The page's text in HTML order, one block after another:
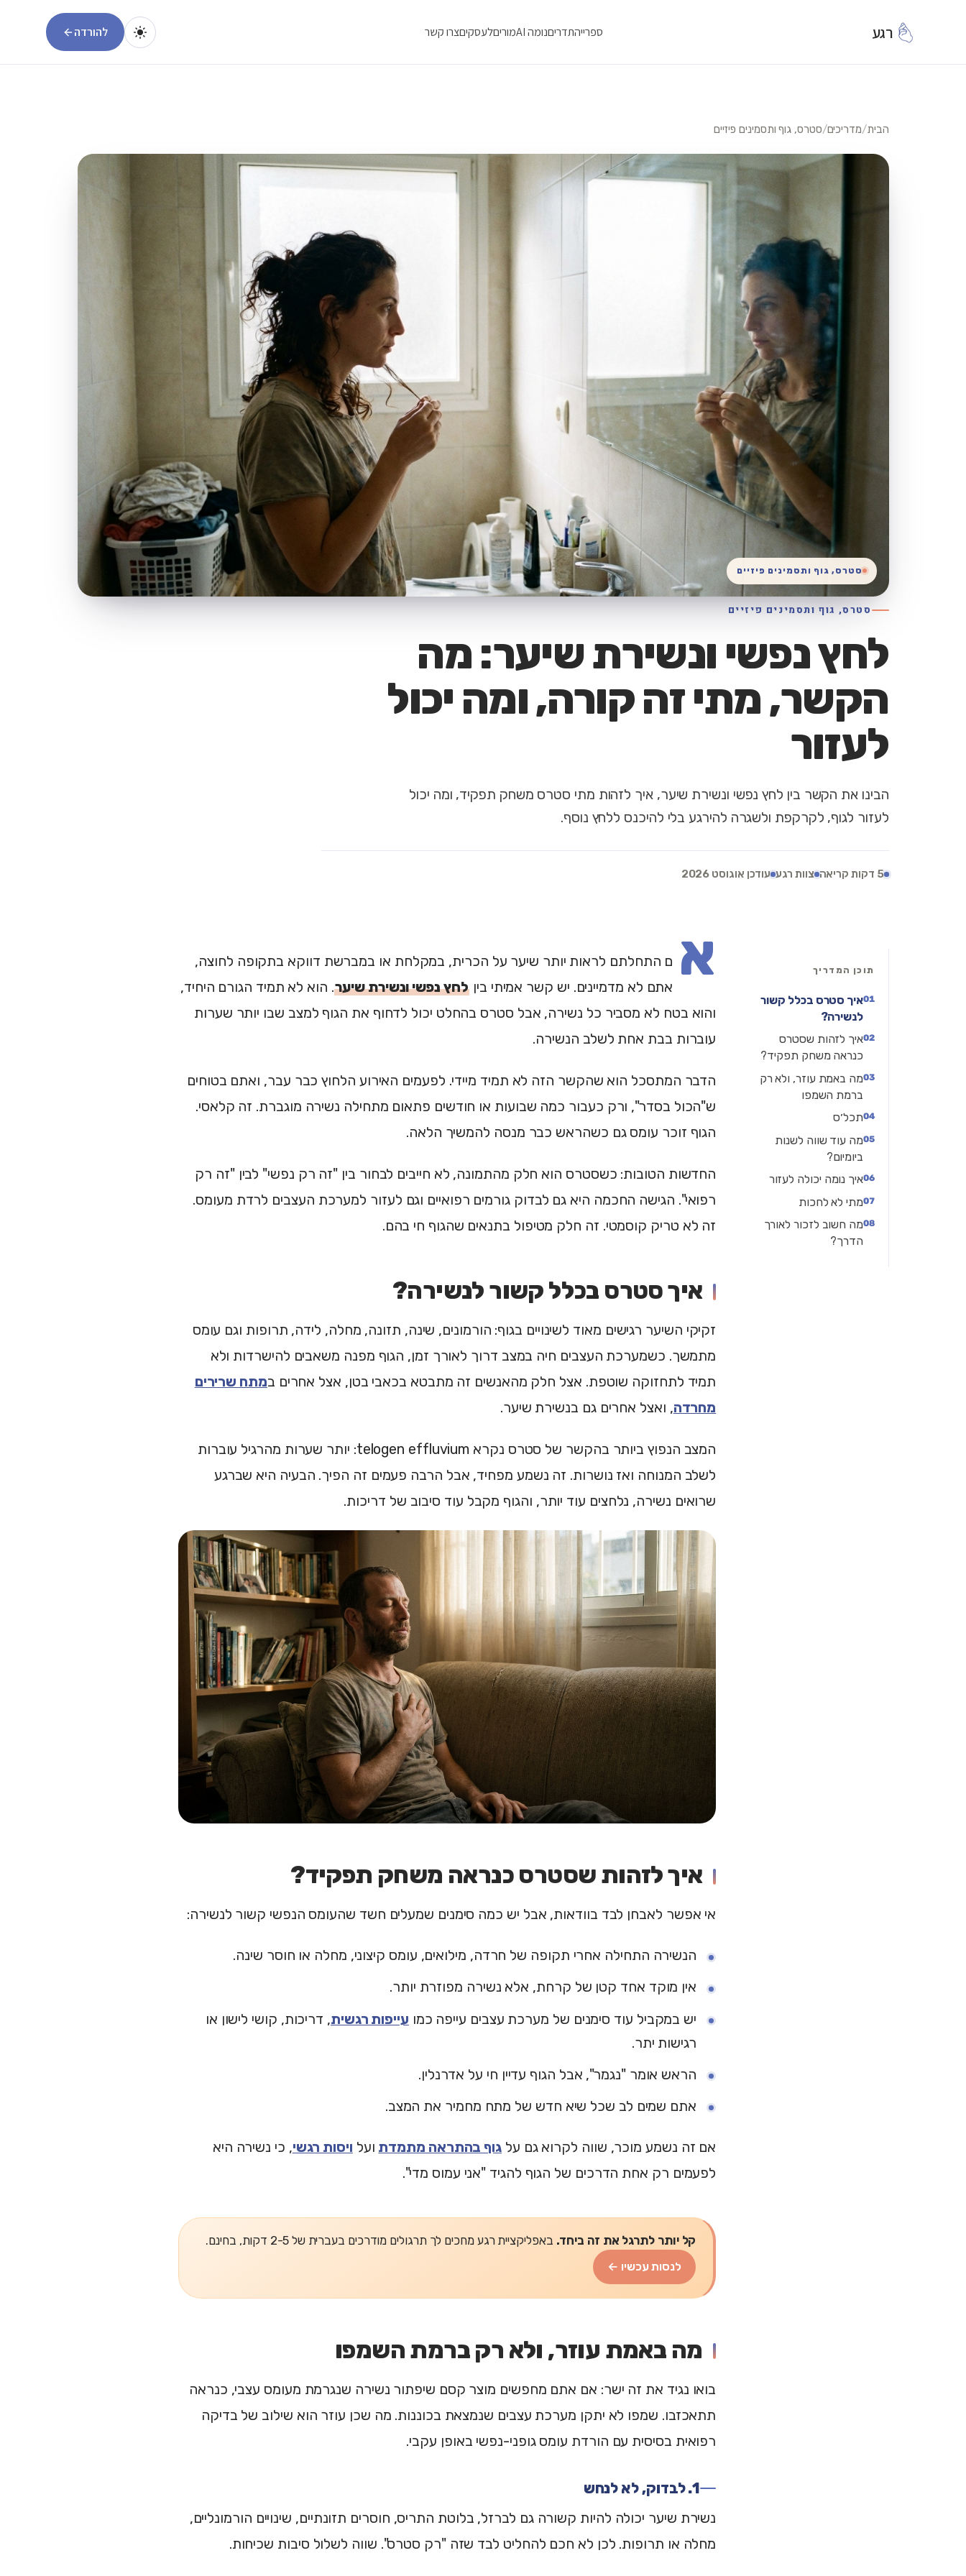
רגע ספרייהתדריםנומה AI מוריםלעסקיםצרו קשר להורדה
הבית/מדריכים/סטרס, גוף ותסמינים פיזיים
סטרס, גוף ותסמינים פיזיים
לחץ נפשי ונשירת שיער: מה
הקשר, מתי זה קורה, ומה יכול
לעזור
הבינו את הקשר בין לחץ נפשי ונשירת שיער, איך לזהות מתי סטרס משחק תפקיד, ומה יכול
לעזור לגוף, לקרקפת ולשגרה להירגע בלי להיכנס ללחץ נוסף.
5 דקות קריאה צוות רגע עודכן אוגוסט 2026
סטרס, גוף ותסמינים פיזיים
תוכן המדריך
איך סטרס בכלל קשור
לנשירה?
איך לזהות שסטרס
כנראה משחק תפקיד?
מה באמת עוזר, ולא רק
ברמת השמפו
תכל׳ס
מה עוד שווה לשנות
ביומיום?
איך נומה יכולה לעזור
מתי לא לחכות
מה חשוב לזכור לאורך
הדרך?
א ם התחלתם לראות יותר שיער על הכרית, במקלחת או במברשת דווקא בתקופה לחוצה,
אתם לא מדמיינים. יש קשר אמיתי בין לחץ נפשי ונשירת שיער. הוא לא תמיד הגורם היחיד,
והוא בטח לא מסביר כל נשירה, אבל סטרס בהחלט יכול לדחוף את הגוף למצב שבו יותר שערות
עוברות בבת אחת לשלב הנשירה.
הדבר המתסכל הוא שהקשר הזה לא תמיד מיידי. לפעמים האירוע הלחוץ כבר עבר, ואתם בטוחים
ש"הכול בסדר", ורק כעבור כמה שבועות או חודשים פתאום מתחילה נשירה מוגברת. זה קלאסי.
הגוף זוכר עומס גם כשהראש כבר מנסה להמשיך הלאה.
החדשות הטובות: כשסטרס הוא חלק מהתמונה, לא חייבים לבחור בין "זה רק נפשי" לבין "זה רק
רפואי". הגישה החכמה היא גם לבדוק גורמים רפואיים וגם לעזור למערכת העצבים לרדת מעומס.
זה לא טריק קוסמטי. זה חלק מטיפול בתנאים שהגוף חי בהם.
איך סטרס בכלל קשור לנשירה?
זקיקי השיער רגישים מאוד לשינויים בגוף: הורמונים, שינה, תזונה, מחלה, לידה, תרופות וגם עומס
מתמשך. כשמערכת העצבים חיה במצב דרוך לאורך זמן, הגוף מפנה משאבים להישרדות ולא
תמיד לתחזוקה שוטפת. אצל חלק מהאנשים זה מתבטא בכאבי בטן, אצל אחרים במתח שרירים
מחרדה, ואצל אחרים גם בנשירת שיער.
המצב הנפוץ ביותר בהקשר של סטרס נקרא telogen effluvium: יותר שערות מהרגיל עוברות
לשלב המנוחה ואז נושרות. זה נשמע מפחיד, אבל הרבה פעמים זה הפיך. הבעיה היא שברגע
שרואים נשירה, נלחצים עוד יותר, והגוף מקבל עוד סיבוב של דריכות.
איך לזהות שסטרס כנראה משחק תפקיד?
אי אפשר לאבחן לבד בוודאות, אבל יש כמה סימנים שמעלים חשד שהעומס הנפשי קשור לנשירה:
הנשירה התחילה אחרי תקופה של חרדה, מילואים, עומס קיצוני, מחלה או חוסר שינה.
אין מוקד אחד קטן של קרחת, אלא נשירה מפוזרת יותר.
יש במקביל עוד סימנים של מערכת עצבים עייפה כמו עייפות רגשית, דריכות, קושי לישון או
רגישות יתר.
הראש אומר "נגמר", אבל הגוף עדיין חי על אדרנלין.
אתם שמים לב שכל שיא חדש של מתח מחמיר את המצב.
אם זה נשמע מוכר, שווה לקרוא גם על גוף בהתראה מתמדת ועל ויסות רגשי, כי נשירה היא
לפעמים רק אחת הדרכים של הגוף להגיד "אני עמוס מדי".
קל יותר לתרגל את זה ביחד. באפליקציית רגע מחכים לך תרגולים מודרכים בעברית של 2-5 דקות, בחינם.
לנסות עכשיו ←
מה באמת עוזר, ולא רק ברמת השמפו
בואו נגיד את זה ישר: אם אתם מחפשים מוצר קסם שיפתור נשירה שנגרמת מעומס עצבי, כנראה
תתאכזבו. שמפו לא יתקן מערכת עצבים שנמצאת בכוננות. מה שכן עוזר הוא שילוב של בדיקה
רפואית בסיסית עם הורדת עומס גופני-נפשי באופן עקבי.
1. לבדוק, לא לנחש
נשירת שיער יכולה להיות קשורה גם לברזל, בלוטת התריס, חוסרים תזונתיים, שינויים הורמונליים,
מחלה או תרופות. לכן לא חכם להחליט לבד שזה "רק סטרס". שווה לשלול סיבות שכיחות.